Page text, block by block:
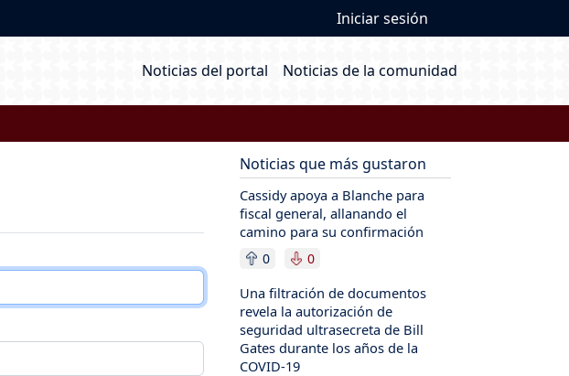
User account
Iniciar sesión
Main navigation
Noticias del portal Noticias de la comunidad
Noticias que más gustaron
Cassidy apoya a Blanche para
fiscal general, allanando el
camino para su confirmación
0 0
Una filtración de documentos
revela la autorización de
seguridad ultrasecreta de Bill
Gates durante los años de la
COVID-19